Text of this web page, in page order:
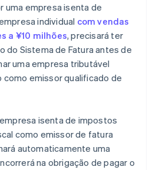
uma empresa isenta de
individual com vendas
a ¥10 milhões, precisará ter
do Sistema de Fatura antes de
uma empresa tributável
emissor qualificado de
isenta de impostos
como emissor de fatura
automaticamente uma
na obrigação de pagar o